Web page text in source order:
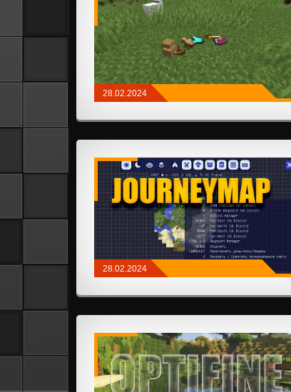
28.02.2024
28.02.2024